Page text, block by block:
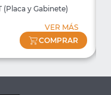
(Placa y Gabinete)
VER MÁS
COMPRAR